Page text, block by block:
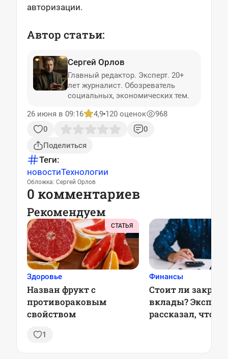
авторизации.
Автор статьи:
Сергей Орлов
Главный редактор. Эксперт. 20+
лет журналист. Обозреватель
социальных, экономических тем.
26 июня в 09:16
4,9 120 оценок
968
0
0
Поделиться
Теги:
новостиТехнологии
Обложка: Сергей Орлов
0 комментариев
Рекомендуем
СТАТЬЯ
Здоровье
Назван фрукт с
противораковым
свойством
1
Финансы
Стоит ли
вклады? Эксперт
рассказал, что